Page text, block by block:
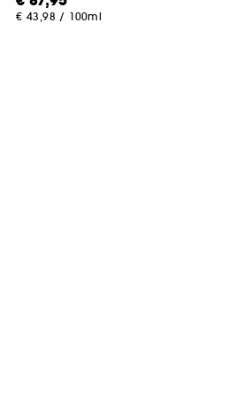
€ 43,98 / 100ml